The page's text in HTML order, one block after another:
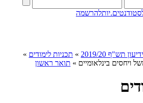
להרשמה
ידיעון תש"ף 2019/20 » תכניות לימודים »
ויחסים בינלאומיים » תואר ראשון